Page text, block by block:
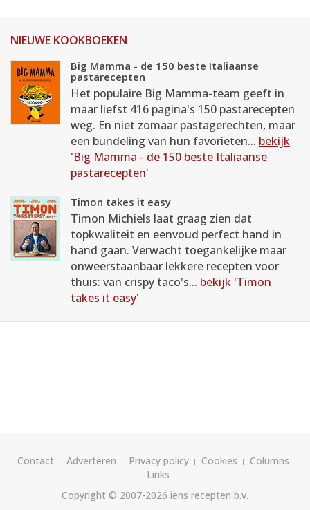
NIEUWE KOOKBOEKEN
Big Mamma - de 150 beste Italiaanse
pastarecepten
Het populaire Big Mamma-team geeft in
maar liefst 416 pagina's 150 pastarecepten
weg. En niet zomaar pastagerechten, maar
een bundeling van hun favorieten... bekijk
'Big Mamma - de 150 beste Italiaanse
pastarecepten'
Timon takes it easy
Timon Michiels laat graag zien dat
topkwaliteit en eenvoud perfect hand in
hand gaan. Verwacht toegankelijke maar
onweerstaanbaar lekkere recepten voor
thuis: van crispy taco's... bekijk 'Timon
takes it easy'
Contact Adverteren Privacy policy Cookies
Columns
Links
Copyright © 2007-2026 iens recepten b.v.